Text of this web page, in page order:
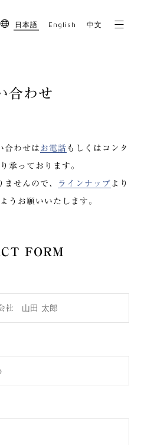
English
日本語 中文
合わせ
合わせは お電話 もしくはコンタ
承っております。
せんので、 ラインナップ より
うお願いいたします。
FORM